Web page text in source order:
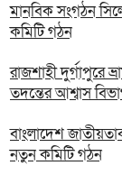
মানবিক সংগঠন
কমিটি গঠন
রাজশাহী দুর্গাপুরে
তদন্তের আশ্বাস
বাংলাদেশ
নতুন কমিটি গঠন